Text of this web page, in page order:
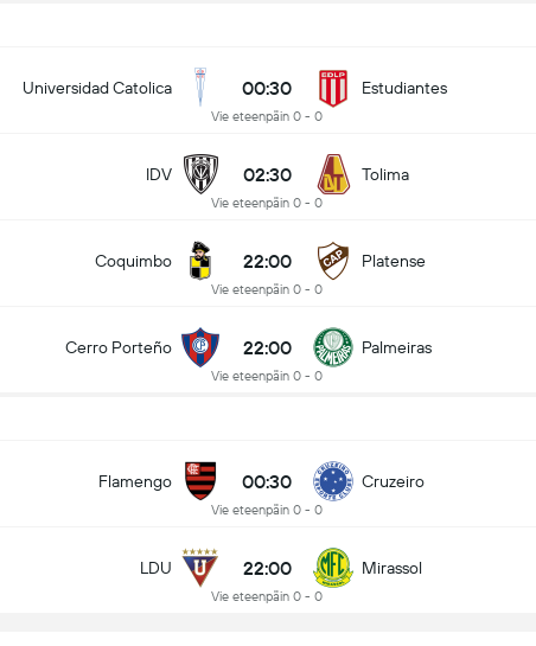
Universidad Catolica 00:30
Vie eteenpäin 0 - 0
Estudiantes
IDV 02:30
Vie eteenpäin 0 - 0
Tolima
Coquimbo 22:00
Vie eteenpäin 0 - 0
Platense
Cerro Porteño 22:00
Vie eteenpäin 0 - 0
Palmeiras
Flamengo 00:30
Vie eteenpäin 0 - 0
Cruzeiro
LDU 22:00
Vie eteenpäin 0 - 0
Mirassol